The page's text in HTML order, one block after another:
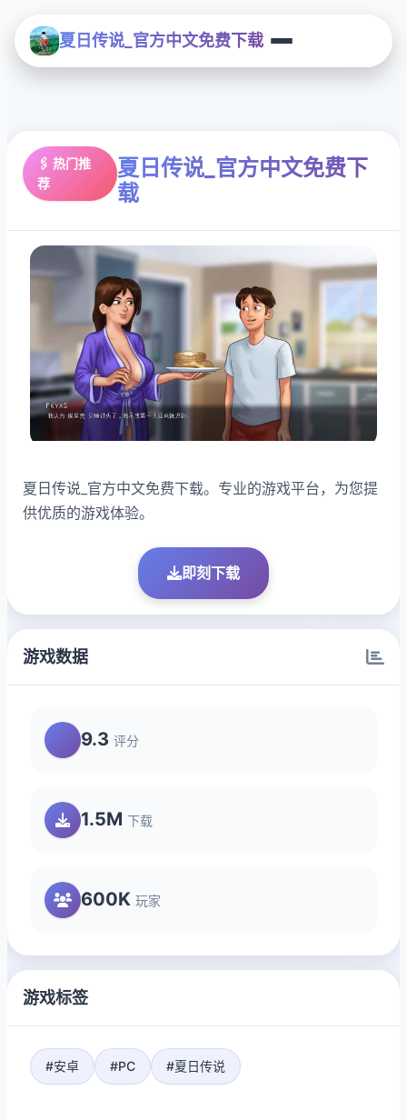
夏日传说_官方中文免费下载
🖇️ 热门推
荐
夏日传说_官方中文免费下
载
夏日传说_官方中文免费下载。专业的游戏平台，为您提
供优质的游戏体验。
即刻下载
游戏数据
9.3 评分
1.5M 下载
600K 玩家
游戏标签
#安卓 #PC #夏日传说